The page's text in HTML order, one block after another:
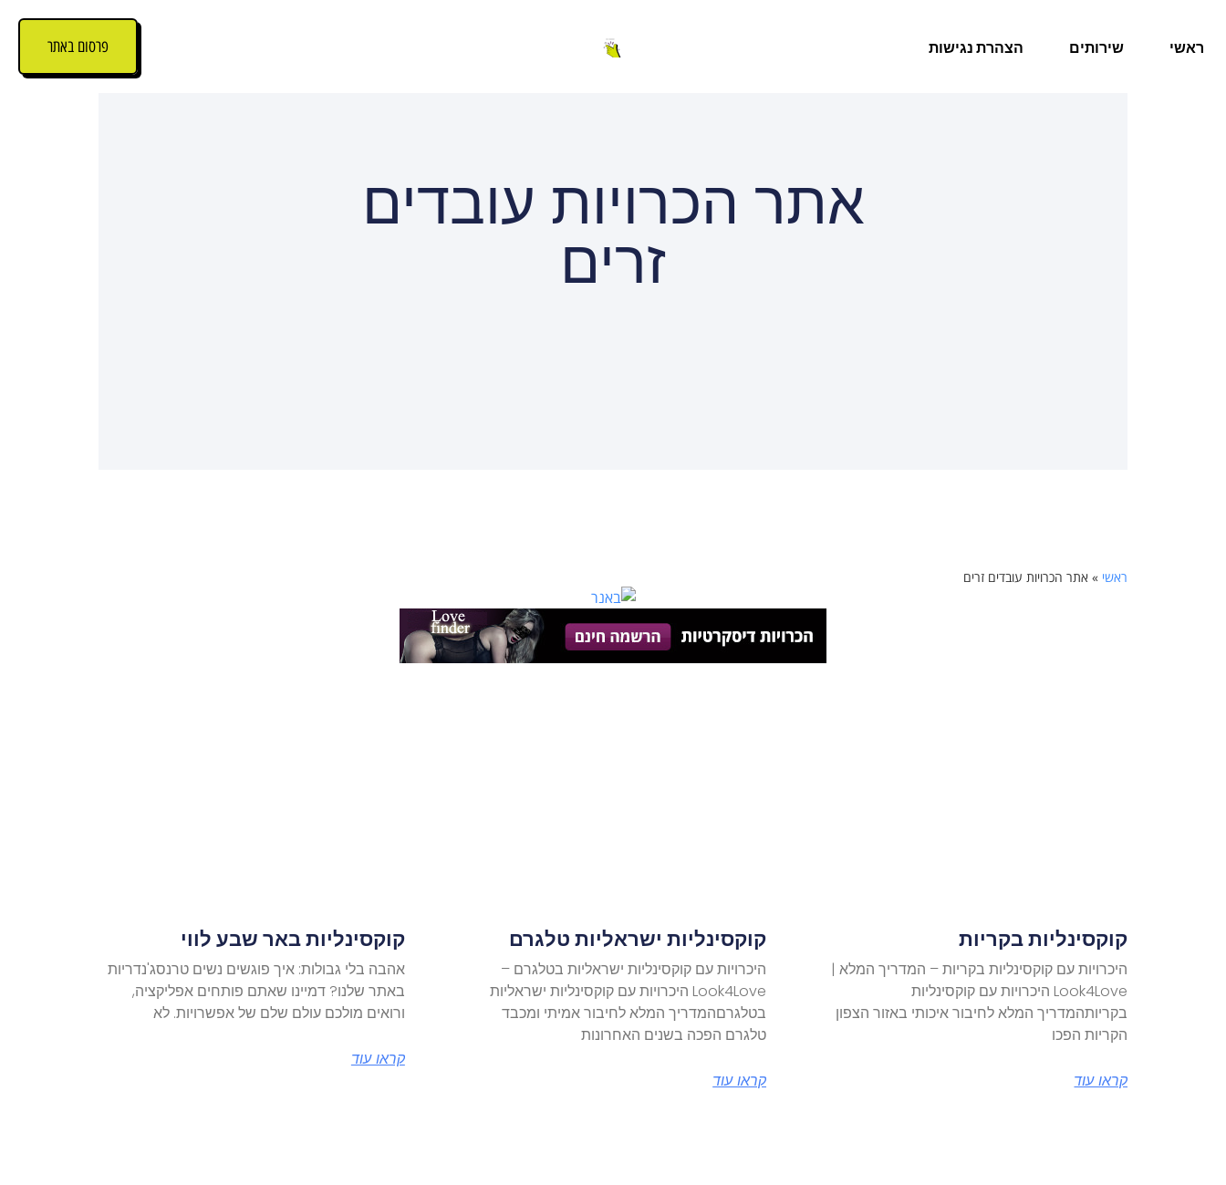
ראשי שירותים הצהרת נגישות פרסום באתר
אתר הכרויות עובדים
זרים
ראשי » אתר הכרויות עובדים זרים
קוקסינליות בקריות
היכרויות עם קוקסינליות בקריות – המדריך המלא |
Look4Love היכרויות עם קוקסינליות
בקריותהמדריך המלא לחיבור איכותי באזור הצפון
הקריות הפכו
קראו עוד
קוקסינליות ישראליות טלגרם
היכרויות עם קוקסינליות ישראליות בטלגרם –
Look4Love היכרויות עם קוקסינליות ישראליות
בטלגרםהמדריך המלא לחיבור אמיתי ומכבד
טלגרם הפכה בשנים האחרונות
קראו עוד
קוקסינליות באר שבע לווי
אהבה בלי גבולות: איך פוגשים נשים טרנסג'נדריות
באתר שלנו? דמיינו שאתם פותחים אפליקציה,
ורואים מולכם עולם שלם של אפשרויות. לא
קראו עוד